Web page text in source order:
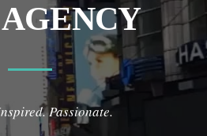
AGENCY
Passionate.